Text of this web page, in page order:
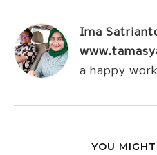
Ima
a happy
YOU